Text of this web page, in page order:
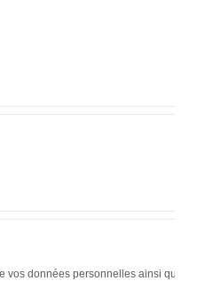
données personnelles ainsi que